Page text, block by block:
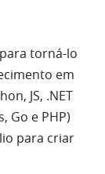
torná-lo
em
JS, .NET
Go e PHP)
para criar